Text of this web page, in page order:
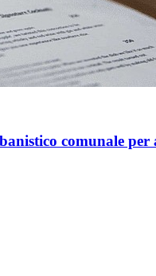
comunale